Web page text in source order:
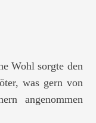
Wohl sorgte den
was gern von
angenommen